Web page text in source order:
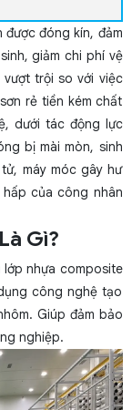
được đóng kín, đảm
giảm chi phí vệ
trội so với việc
rẻ tiền kém chất
dưới tác động lực
bị mài mòn, sinh
máy móc gây hư
của công nhân
Gì?
nhựa composite
công nghệ tạo
Giúp đảm bảo
nghiệp.